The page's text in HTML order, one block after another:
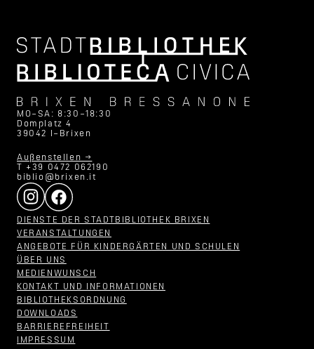
MO–SA: 8:30–18:30
Domplatz 4
39042 I–Brixen
Außenstellen →
T +39 0472 062190
biblio@brixen.it
DIENSTE DER STADTBIBLIOTHEK BRIXEN
VERANSTALTUNGEN
ANGEBOTE FÜR KINDERGÄRTEN UND SCHULEN
ÜBER UNS
MEDIENWUNSCH
KONTAKT UND INFORMATIONEN
BIBLIOTHEKSORDNUNG
DOWNLOADS
BARRIEREFREIHEIT
IMPRESSUM